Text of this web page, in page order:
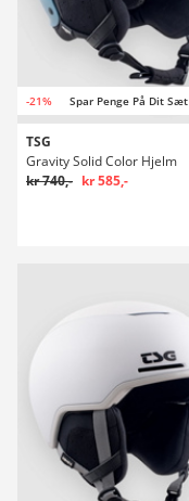
-21% Spar Penge På Dit Sæt
TSG
Gravity Solid Color Hjelm
kr 740,- kr 585,-